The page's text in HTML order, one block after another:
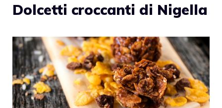
Dolcetti croccanti di Nigella